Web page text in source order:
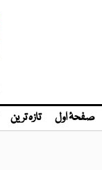
صفحۂ اول تازہ ترین